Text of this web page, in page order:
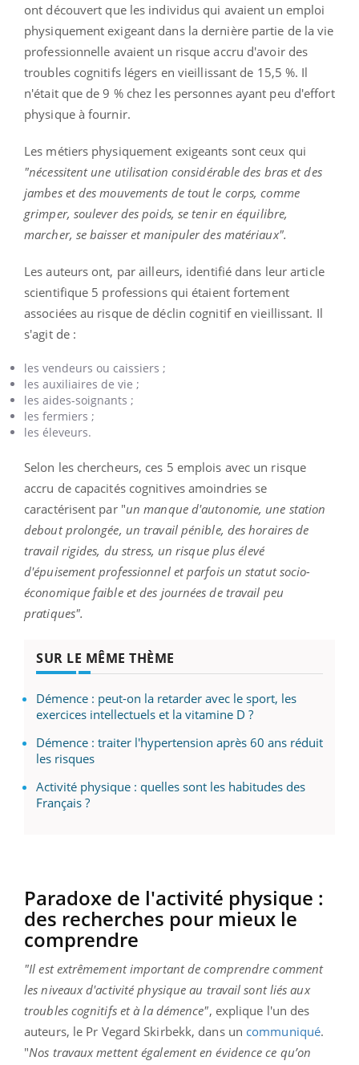
ont découvert queles individus qui avaient un emploi
physiquement exigeant dans la dernière partie de la vie
professionnelle avaient un risque accru d'avoir des
troubles cognitifs légers en vieillissant de 15,5 %. Il
n'était que de 9 % chez les personnes ayant peu d'effort
physique à fournir.
Les métiers physiquement exigeants sont ceux qui
"nécessitent une utilisation considérable des bras et des
jambes et des mouvements de tout le corps, comme
grimper, soulever des poids, se tenir en équilibre,
marcher, se baisser et manipuler des matériaux".
Les auteurs ont, par ailleurs, identifié dans leur article
scientifique 5 professions qui étaient fortement
associées au risque de déclin cognitif en vieillissant. Il
s'agit de :
les vendeurs ou caissiers ;
les auxiliaires de vie ;
les aides-soignants ;
les fermiers ;
les éleveurs.
Selon les chercheurs, ces 5 emplois avec un risque
accru de capacités cognitives amoindries se
caractérisent par "un manque d'autonomie, une station
debout prolongée, un travail pénible, des horaires de
travail rigides, du stress, un risque plus élevé
d'épuisement professionnel et parfois un statut socio-
économique faible et des journées de travail peu
pratiques".
SUR LE MÊME THÈME
Démence : peut-on la retarder avec le sport, les
exercices intellectuels et la vitamine D ?
Démence : traiter l'hypertension après 60 ans réduit
les risques
Activité physique : quelles sont les habitudes des
Français ?
Paradoxe de l'activité physique :
des recherches pour mieux le
comprendre
"Il est extrêmement important de comprendre comment
les niveaux d'activité physique au travail sont liés aux
troubles cognitifs et à la démence", explique l'un des
auteurs, le Pr Vegard Skirbekk, dans un communiqué.
"Nos travaux mettent également en évidence ce qu’on